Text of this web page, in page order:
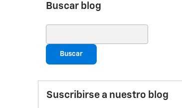
Buscar blog
Buscar
Suscribirse a nuestro blog